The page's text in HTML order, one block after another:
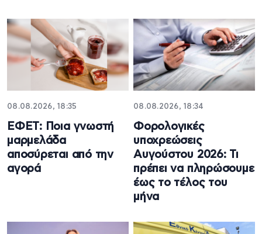
08.08.2026, 18:35
ΕΦΕΤ: Ποια γνωστή
μαρμελάδα
αποσύρεται από την
αγορά
08.08.2026, 18:34
Φορολογικές
υποχρεώσεις
Αυγούστου 2026: Τι
πρέπει να πληρώσουμε
έως το τέλος του
μήνα